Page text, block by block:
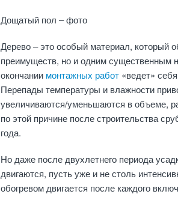
Дощатый пол – фото
Дерево – это особый материал, который
преимуществ, но и одним существенным
окончании монтажных работ «ведет»
Перепады температуры и влажности
увеличиваются/уменьшаются в объеме,
по этой причине после строительства
года.
Но даже после двухлетнего периода
двигаются, пусть уже и не столь
обогревом двигается после каждого